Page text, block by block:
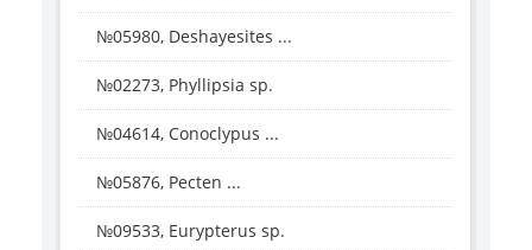
№05980, Deshayesites ...
№02273, Phyllipsia sp.
№04614, Conoclypus ...
№05876, Pecten ...
№09533, Eurypterus sp.